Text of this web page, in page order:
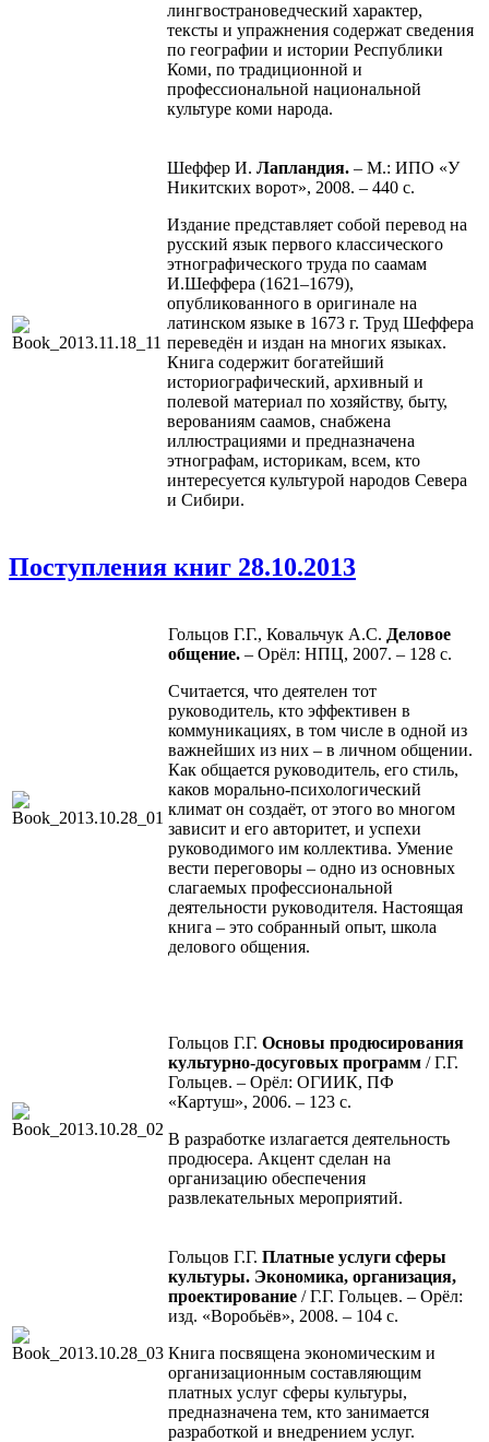
лингвострановедческий характер,
тексты и упражнения содержат сведения
по географии и истории Республики
Коми, по традиционной и
профессиональной национальной
культуре коми народа.
Шеффер И. Лапландия. – М.: ИПО «У
Никитских ворот», 2008. – 440 с.
Издание представляет собой перевод на
русский язык первого классического
этнографического труда по саамам
И.Шеффера (1621–1679),
опубликованного в оригинале на
латинском языке в 1673 г. Труд Шеффера
переведён и издан на многих языках.
Книга содержит богатейший
историографический, архивный и
полевой материал по хозяйству, быту,
верованиям саамов, снабжена
иллюстрациями и предназначена
этнографам, историкам, всем, кто
интересуется культурой народов Севера
и Сибири.
Поступления книг 28.10.2013
Гольцов Г.Г., Ковальчук А.С. Деловое
общение. – Орёл: НПЦ, 2007. – 128 с.
Считается, что деятелен тот
руководитель, кто эффективен в
коммуникациях, в том числе в одной из
важнейших из них – в личном общении.
Как общается руководитель, его стиль,
каков морально-психологический
климат он создаёт, от этого во многом
зависит и его авторитет, и успехи
руководимого им коллектива. Умение
вести переговоры – одно из основных
слагаемых профессиональной
деятельности руководителя. Настоящая
книга – это собранный опыт, школа
делового общения.
Гольцов Г.Г. Основы продюсирования
культурно-досуговых программ / Г.Г.
Гольцев. – Орёл: ОГИИК, ПФ
«Картуш», 2006. – 123 с.
В разработке излагается деятельность
продюсера. Акцент сделан на
организацию обеспечения
развлекательных мероприятий.
Гольцов Г.Г. Платные услуги сферы
культуры. Экономика, организация,
проектирование / Г.Г. Гольцев. – Орёл:
изд. «Воробьёв», 2008. – 104 с.
Книга посвящена экономическим и
организационным составляющим
платных услуг сферы культуры,
предназначена тем, кто занимается
разработкой и внедрением услуг.